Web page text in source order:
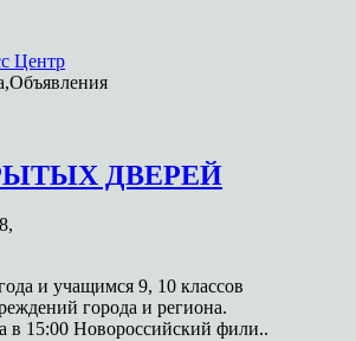
Центр
ДВЕРЕЙ
и учащимся 9, 10 классов
города и региона.
в 15:00 Новороссийский фили..